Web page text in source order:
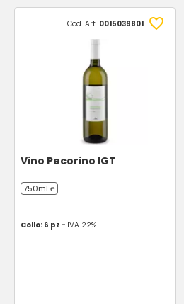
Cod. Art. 0015039801
Vino Pecorino IGT
750ml ℮
Collo: 6 pz - IVA 22%